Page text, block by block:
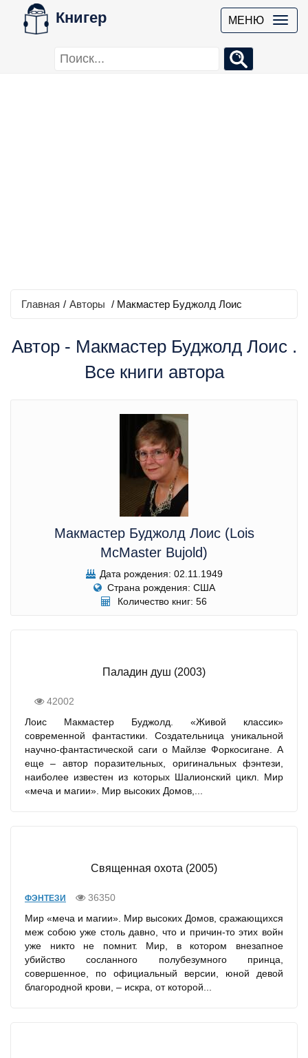
Книгер МЕНЮ
Главная / Авторы / Макмастер Буджолд Лоис
Автор - Макмастер Буджолд Лоис .
Все книги автора
Макмастер Буджолд Лоис (Lois
McMaster Bujold)
Дата рождения: 02.11.1949
Страна рождения: США
Количество книг: 56
Паладин душ (2003)
42002
Лоис Макмастер Буджолд. «Живой классик»
современной фантастики. Создательница уникальной
научно-фантастической саги о Майлзе Форкосигане. А
еще – автор поразительных, оригинальных фэнтези,
наиболее известен из которых Шалионский цикл. Мир
«меча и магии». Мир высоких Домов,...
Священная охота (2005)
ФЭНТЕЗИ
36350
Мир «меча и магии». Мир высоких Домов, сражающихся
меж собою уже столь давно, что и причин-то этих войн
уже никто не помнит. Мир, в котором внезапное
убийство сосланного полубезумного принца,
совершенное, по официальный версии, юной девой
благородной крови, – искра, от которой...